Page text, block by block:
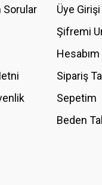
Sorular
Üye Girişi
Şifremi
Hesabım
Sipariş
Sepetim
Beden